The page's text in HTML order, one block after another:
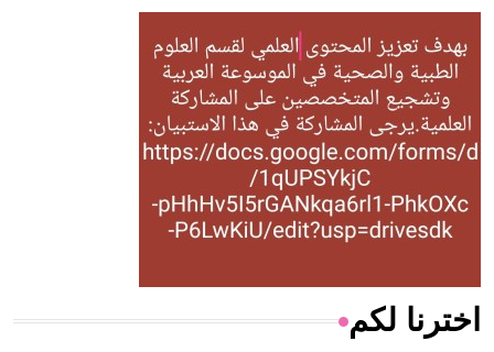
- هل تعلم أن أبقراط كتب في الطب أربعة مؤلفات هي:
الحكم، الأدلة، تنظيم التغذية، ورسالته في جروح الرأس. ويعود
له الفضل بأنه حرر الطب من الدين والفلسفة.
- هل تعلم أن المرجان إفراز حيواني يتكون في البحر ويتركب
من مادة كربونات الكلسيوم، وهو أحمر أو شديد الحمرة وهو
أجود أنواعه، ويمتاز بكبر الحجم ويسمى الش
هل تعلم أن الأبسيد كلمة فرنسية اللفظ تم اعتمادها مصطلحاً
اخترنا لكم